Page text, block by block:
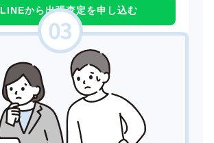
LINEから出張査定を申し込む